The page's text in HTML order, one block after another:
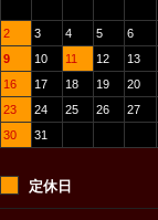
2
3 4 5 6
9
10 11 12 13
16
17 18 19 20
23
24 25 26 27
30
31
定休日